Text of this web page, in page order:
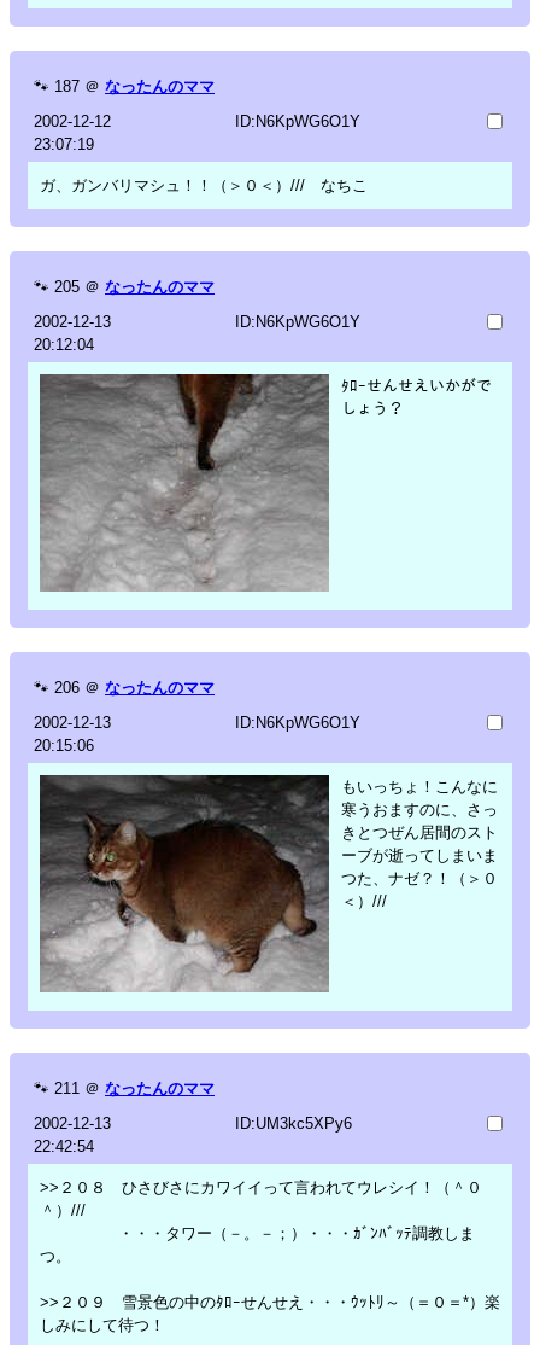
🐾 187 ＠ なったんのママ
2002-12-12
23:07:19
ID:N6KpWG6O1Y
ガ、ガンバリマシュ！！（＞０＜）/// なちこ
🐾 205 ＠ なったんのママ
2002-12-13
20:12:04
ID:N6KpWG6O1Y
ﾀﾛｰせんせえいかがで
しょう？
🐾 206 ＠ なったんのママ
2002-12-13
20:15:06
ID:N6KpWG6O1Y
もいっちょ！こんなに
寒うおますのに、さっ
きとつぜん居間のスト
ーブが逝ってしまいま
つた、ナゼ？！（＞０
＜）///
🐾 211 ＠ なったんのママ
2002-12-13
22:42:54
ID:UM3kc5XPy6
>>２０８ ひさびさにカワイイって言われてウレシイ！（＾０
＾）///
・・・タワー（－。－；）・・・ｶﾞﾝﾊﾞｯﾃ調教しま
つ。
>>２０９ 雪景色の中のﾀﾛｰせんせえ・・・ｳｯﾄﾘ～（＝０＝*）楽
しみにして待つ！